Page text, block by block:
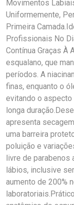
Movimentos
Uniformemente,
Primeira
Profissionais No
Contínua Graças À
esqualano, que
períodos. A
finas, enquanto o
evitando o
longa
apresenta
uma barreira
poluição e
livre de parabenos
lábios, inclusive
aumento de 200%